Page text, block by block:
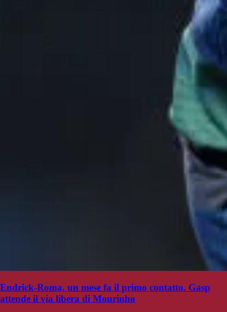
Endrick-Roma, un mese fa il primo contatto. Gasp
attende il via libera di Mourinho